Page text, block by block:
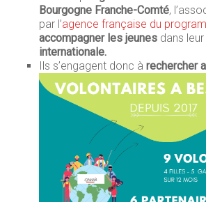
Bourgogne Franche-Comté,
par l’agence française du
accompagner les jeunesdans
internationale.
Ils s’engagent donc à rechercher